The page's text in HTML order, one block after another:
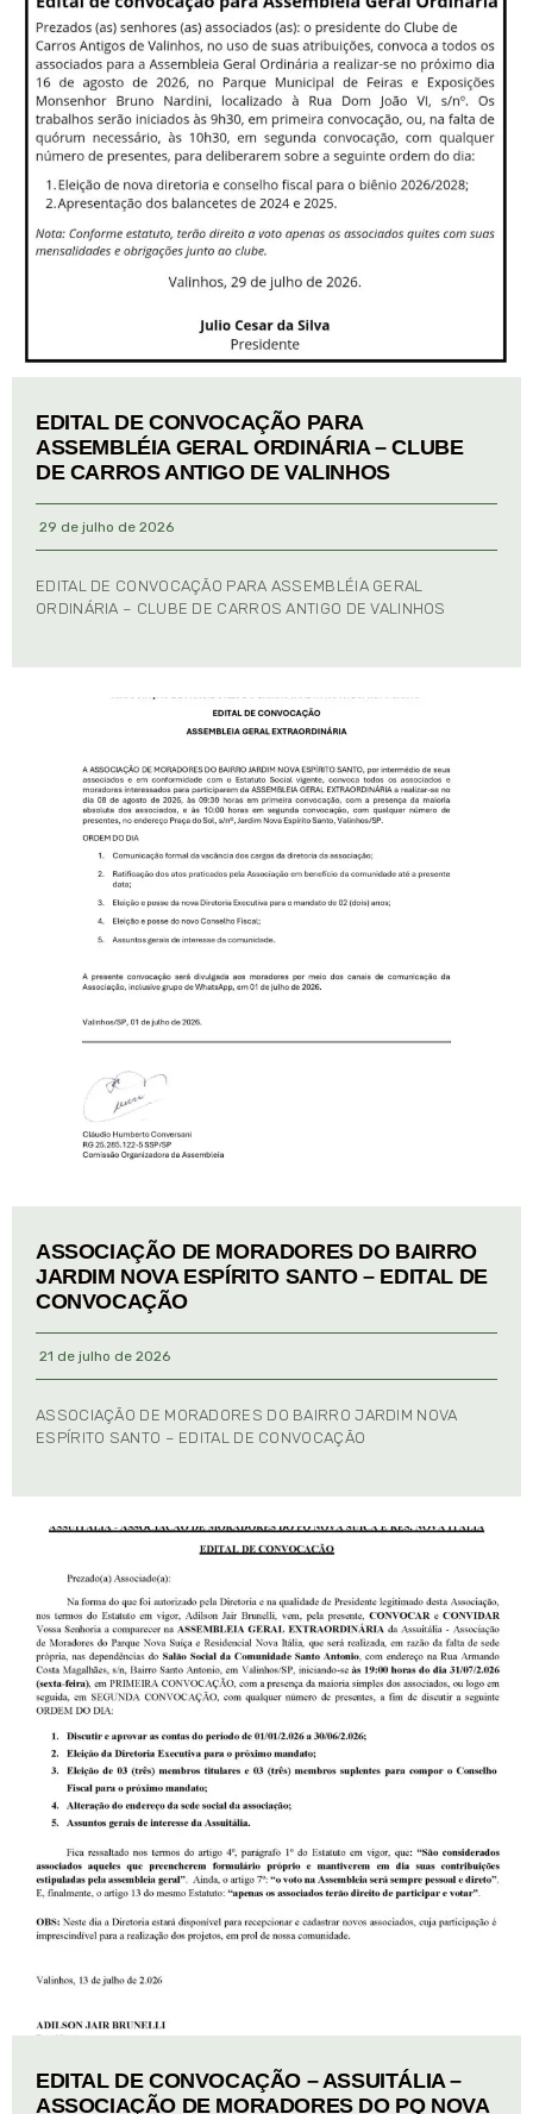
EDITAL DE CONVOCAÇÃO PARA
ASSEMBLÉIA GERAL ORDINÁRIA – CLUBE
DE CARROS ANTIGO DE VALINHOS
29 de julho de 2026
EDITAL DE CONVOCAÇÃO PARA ASSEMBLÉIA GERAL
ORDINÁRIA – CLUBE DE CARROS ANTIGO DE VALINHOS
ASSOCIAÇÃO DE MORADORES DO BAIRRO
JARDIM NOVA ESPÍRITO SANTO – EDITAL DE
CONVOCAÇÃO
21 de julho de 2026
ASSOCIAÇÃO DE MORADORES DO BAIRRO JARDIM NOVA
ESPÍRITO SANTO – EDITAL DE CONVOCAÇÃO
EDITAL DE CONVOCAÇÃO – ASSUITÁLIA –
ASSOCIAÇÃO DE MORADORES DO PQ NOVA